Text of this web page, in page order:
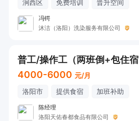
涧西区 免费培训 晋升空间
冯锷
沐洁（洛阳）洗染服务有限公司
普工/操作工（两班倒+包住宿
4000-6000 元/月
洛阳市 提供食宿 加班补助
陈经理
洛阳天佑春都食品有限公司